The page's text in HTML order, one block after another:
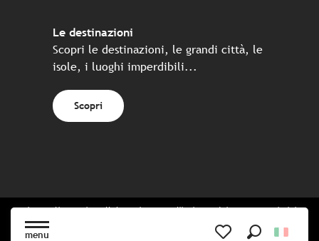
menu
Le destinazioni
Scopri le destinazioni, le grandi città, le
isole, i luoghi imperdibili...
Scopri
Sito realizzato in collaborazione con l'insieme dei partner turistici